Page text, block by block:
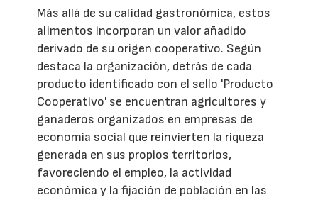
Más allá de su calidad gastronómica, estos
alimentos incorporan un valor añadido
derivado de su origen cooperativo. Según
destaca la organización, detrás de cada
producto identificado con el sello 'Producto
Cooperativo' se encuentran agricultores y
ganaderos organizados en empresas de
economía social que reinvierten la riqueza
generada en sus propios territorios,
favoreciendo el empleo, la actividad
económica y la fijación de población en las